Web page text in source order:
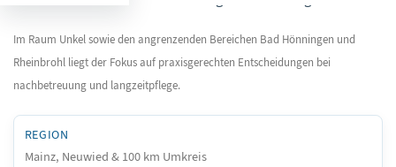
Im Raum Unkel sowie den angrenzenden Bereichen Bad Hönningen und
Rheinbrohl liegt der Fokus auf praxisgerechten Entscheidungen bei
nachbetreuung und langzeitpflege.
REGION
Mainz, Neuwied & 100 km Umkreis